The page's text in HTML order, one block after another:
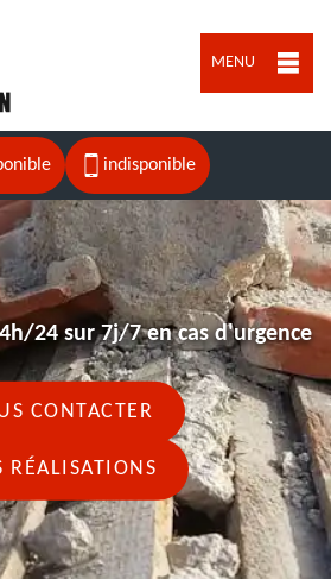
MENU
indisponible
24 sur 7j/7 en cas d'urgence
CONTACTER
RÉALISATIONS